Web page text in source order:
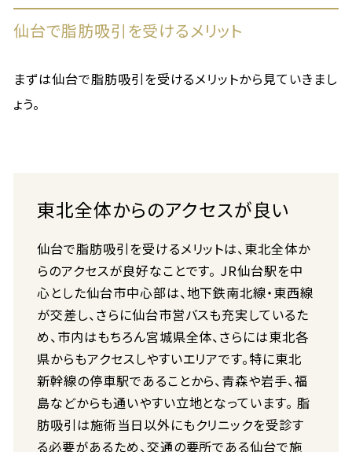
仙台で脂肪吸引を受けるメリット
まずは仙台で脂肪吸引を受けるメリットから見ていきまし
ょう。
東北全体からのアクセスが良い
仙台で脂肪吸引を受けるメリットは、東北全体か
らのアクセスが良好なことです。 JR仙台駅を中
心とした仙台市中心部は、地下鉄南北線・東西線
が交差し、さらに仙台市営バスも充実しているた
め、市内はもちろん宮城県全体、さらには東北各
県からもアクセスしやすいエリアです。特に東北
新幹線の停車駅であることから、青森や岩手、福
島などからも通いやすい立地となっています。 脂
肪吸引は施術当日以外にもクリニックを受診す
る必要があるため、交通の要所である仙台で施